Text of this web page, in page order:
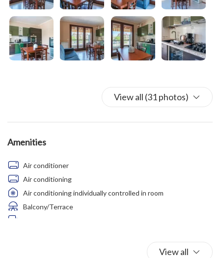
View all (31 photos)
Amenities
Air conditioner
Air conditioning
Air conditioning individually controlled in room
Balcony/Terrace
View all